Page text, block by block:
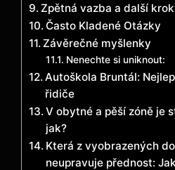
Zpětná vazba a další
Často Kladené Otázky
Závěrečné myšlenky
Nenechte si uniknout:
Autoškola Bruntál:
řidiče
V obytné a pěší zóně je
jak?
Která z vyobrazených
neupravuje přednost: